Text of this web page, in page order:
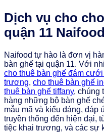
Dịch vụ cho
quận 11
Naifood tự hào là đơn vị
bàn ghế tại quận 11. Với
cho thuê bàn ghế đám
trương, cho thuê bàn ghế
thuê bàn ghế tiffany, chúng
hàng những bộ bàn ghế
mẫu mã và kiểu dáng, đáp
truyền thống đến hiện đại,
tiệc khai trương, và các sự